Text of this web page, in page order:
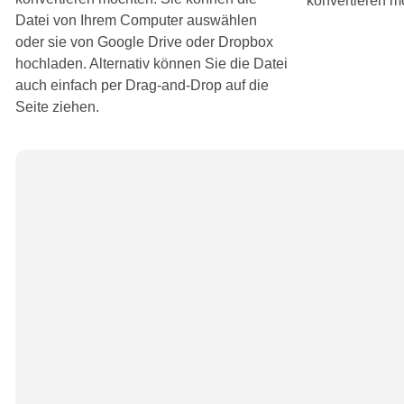
Datei von Ihrem Computer auswählen
oder sie von Google Drive oder Dropbox
hochladen. Alternativ können Sie die Datei
auch einfach per Drag-and-Drop auf die
Seite ziehen.